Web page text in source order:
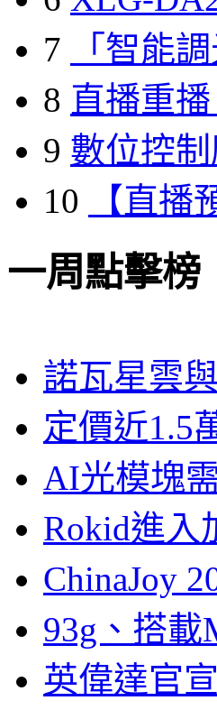
7
「智能
8 直播重
9 數位控
10
【直
一周點擊榜
諾瓦星雲
定價近1.5
AI光模塊
Rokid進入
ChinaJoy
93g、搭載
英偉達官